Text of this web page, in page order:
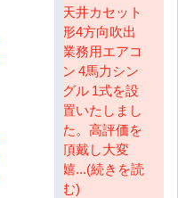
天井カセット
形4方向吹出
業務用エアコ
ン 4馬力シン
グル 1式を設
置いたしまし
た。高評価を
頂戴し大変
嬉...(続きを読
む)